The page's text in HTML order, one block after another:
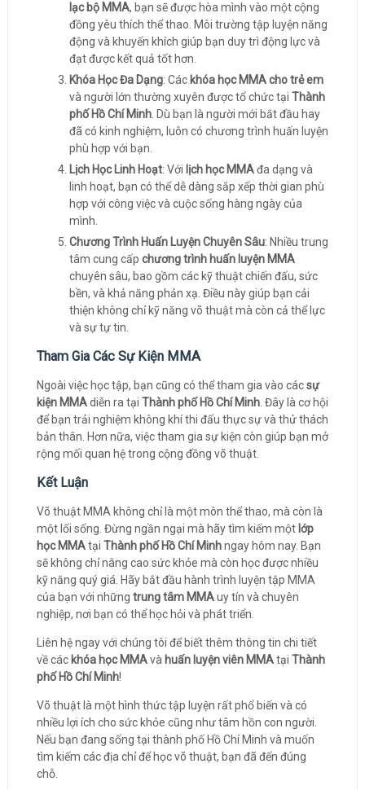
lạc bộ MMA, bạn sẽ được hòa mình vào một cộng
đồng yêu thích thể thao. Môi trường tập luyện năng
động và khuyến khích giúp bạn duy trì động lực và
đạt được kết quả tốt hơn.
Khóa Học Đa Dạng: Các khóa học MMA cho trẻ em
và người lớn thường xuyên được tổ chức tại Thành
phố Hồ Chí Minh. Dù bạn là người mới bắt đầu hay
đã có kinh nghiệm, luôn có chương trình huấn luyện
phù hợp với bạn.
Lịch Học Linh Hoạt: Với lịch học MMAđa dạng và
linh hoạt, bạn có thể dễ dàng sắp xếp thời gian phù
hợp với công việc và cuộc sống hàng ngày của
mình.
Chương Trình Huấn Luyện Chuyên Sâu: Nhiều trung
tâm cung cấp chương trình huấn luyện MMA
chuyên sâu, bao gồm các kỹ thuật chiến đấu, sức
bền, và khả năng phản xạ. Điều này giúp bạn cải
thiện không chỉ kỹ năng võ thuật mà còn cả thể lực
và sự tự tin.
Tham Gia Các Sự Kiện MMA
Ngoài việc học tập, bạn cũng có thể tham gia vào cácsự
kiện MMAdiễn ra tại Thành phố Hồ Chí Minh. Đây là cơ hội
để bạn trải nghiệm không khí thi đấu thực sự và thử thách
bản thân. Hơn nữa, việc tham gia sự kiện còn giúp bạn mở
rộng mối quan hệ trong cộng đồng võ thuật.
Kết Luận
Võ thuật MMA không chỉ là một môn thể thao, mà còn là
một lối sống. Đừng ngần ngại mà hãy tìm kiếm một lớp
học MMAtại Thành phố Hồ Chí Minhngay hôm nay. Bạn
sẽ không chỉ nâng cao sức khỏe mà còn học được nhiều
kỹ năng quý giá. Hãy bắt đầu hành trình luyện tập MMA
của bạn với những trung tâm MMAuy tín và chuyên
nghiệp, nơi bạn có thể học hỏi và phát triển.
Liên hệ ngay với chúng tôi để biết thêm thông tin chi tiết
về các khóa học MMAvà huấn luyện viên MMAtại Thành
phố Hồ Chí Minh!
Võ thuật là một hình thức tập luyện rất phổ biến và có
nhiều lợi ích cho sức khỏe cũng như tâm hồn con người.
Nếu bạn đang sống tại thành phố Hồ Chí Minh và muốn
tìm kiếm các địa chỉ để học võ thuật, bạn đã đến đúng
chỗ.